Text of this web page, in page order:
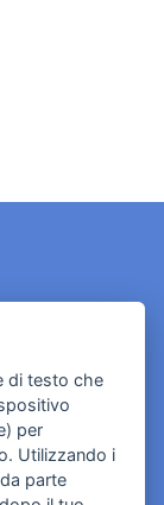
di testo che
per
Utilizzando i
parte